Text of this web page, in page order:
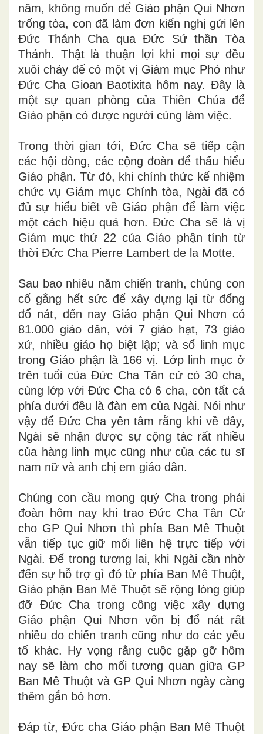
năm, không muốn để Giáo phận Qui Nhơn
trống tòa, con đã làm đơn kiến nghị gửi lên
Đức Thánh Cha qua Đức Sứ thần Tòa
Thánh. Thật là thuận lợi khi mọi sự đều
xuôi chảy để có một vị Giám mục Phó như
Đức Cha Gioan Baotixita hôm nay. Đây là
một sự quan phòng của Thiên Chúa để
Giáo phận có được người cùng làm việc.
Trong thời gian tới, Đức Cha sẽ tiếp cận
các hội dòng, các cộng đoàn để thấu hiểu
Giáo phận. Từ đó, khi chính thức kế nhiệm
chức vụ Giám mục Chính tòa, Ngài đã có
đủ sự hiểu biết về Giáo phận để làm việc
một cách hiệu quả hơn. Đức Cha sẽ là vị
Giám mục thứ 22 của Giáo phận tính từ
thời Đức Cha Pierre Lambert de la Motte.
Sau bao nhiêu năm chiến tranh, chúng con
cố gắng hết sức để xây dựng lại từ đống
đổ nát, đến nay Giáo phận Qui Nhơn có
81.000 giáo dân, với 7 giáo hạt, 73 giáo
xứ, nhiều giáo họ biệt lập; và số linh mục
trong Giáo phận là 166 vị. Lớp linh mục ở
trên tuổi của Đức Cha Tân cử có 30 cha,
cùng lớp với Đức Cha có 6 cha, còn tất cả
phía dưới đều là đàn em của Ngài. Nói như
vậy để Đức Cha yên tâm rằng khi về đây,
Ngài sẽ nhận được sự cộng tác rất nhiều
của hàng linh mục cũng như của các tu sĩ
nam nữ và anh chị em giáo dân.
Chúng con cầu mong quý Cha trong phái
đoàn hôm nay khi trao Đức Cha Tân Cử
cho GP Qui Nhơn thì phía Ban Mê Thuột
vẫn tiếp tục giữ mối liên hệ trực tiếp với
Ngài. Để trong tương lai, khi Ngài cần nhờ
đến sự hỗ trợ gì đó từ phía Ban Mê Thuột,
Giáo phận Ban Mê Thuột sẽ rộng lòng giúp
đỡ Đức Cha trong công việc xây dựng
Giáo phận Qui Nhơn vốn bị đổ nát rất
nhiều do chiến tranh cũng như do các yếu
tố khác. Hy vọng rằng cuộc gặp gỡ hôm
nay sẽ làm cho mối tương quan giữa GP
Ban Mê Thuột và GP Qui Nhơn ngày càng
thêm gắn bó hơn.
Đáp từ, Đức cha Giáo phận Ban Mê Thuột